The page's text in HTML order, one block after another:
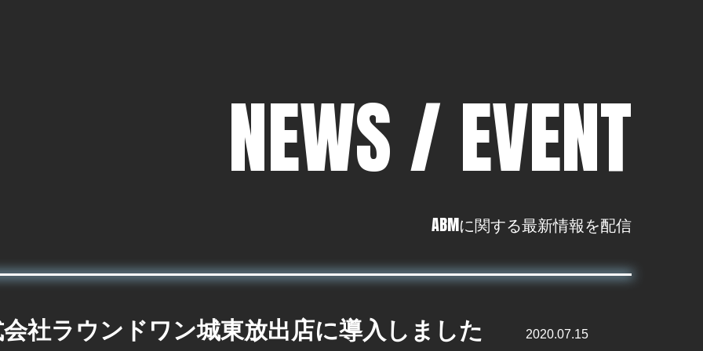
NEWS / EVENT
ABMに関する最新情報を配信
社ラウンドワン城東放出店に導入しました 2020.07.15